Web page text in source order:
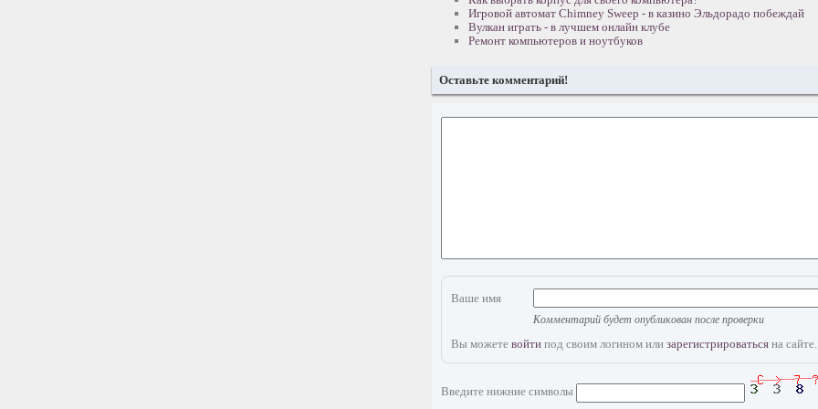
Игровой автомат Chimney Sweep - в казино Эльдорадо побеждай
Вулкан играть - в лучшем онлайн клубе
Ремонт компьютеров и ноутбуков
Оставьте комментарий!
Ваше имя
Комментарий будет опубликован после проверки
Вы можете войти под своим логином или зарегистрироваться на сайте.
Введите нижние символы